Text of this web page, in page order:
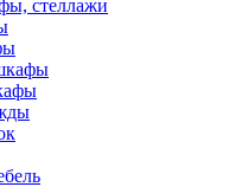
стеллажи